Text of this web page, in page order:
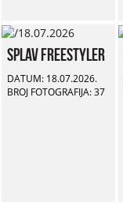
Splav Freestyler
DATUM: 18.07.2026.
BROJ FOTOGRAFIJA: 37